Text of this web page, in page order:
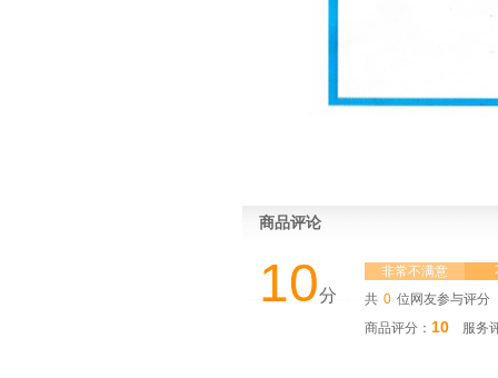
商品评论
10分
非常不满意
共 0 位网友参与评分
商品评分： 10 服务